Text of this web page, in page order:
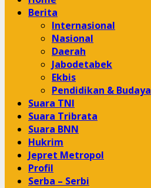
MenuBerita
Internasional
Nasional
Daerah
Jabodetabek
Ekbis
Pendidikan & Budaya
Suara TNI
Suara Tribrata
Suara BNN
Hukrim
Jepret Metropol
Profil
Serba – Serbi